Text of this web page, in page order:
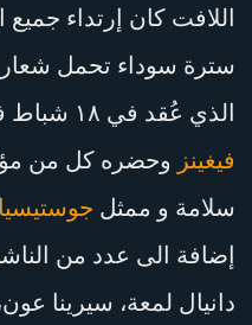
اللافت كان إرتداء
سترة سوداء تحمل
الذي عُقد في ١٨ شباط في مبنى جمعية
فيغينز وحضره كل من
سلامة و ممثل جوستيسيا
إضافة الى عدد من
دانيال لمعة، سيرينا